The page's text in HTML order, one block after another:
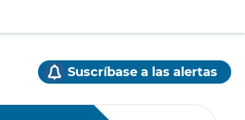
Suscríbase a las alertas